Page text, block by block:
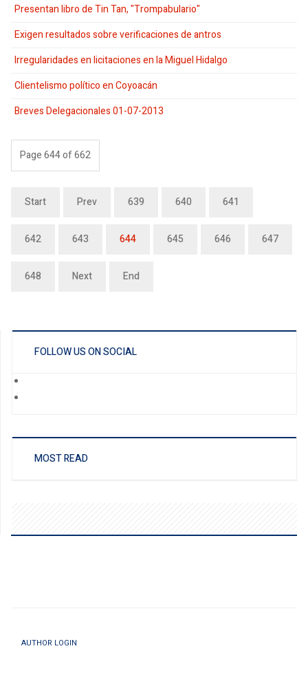
Presentan libro de Tin Tan, "Trompabulario"
Exigen resultados sobre verificaciones de antros
Irregularidades en licitaciones en la Miguel Hidalgo
Clientelismo político en Coyoacán
Breves Delegacionales 01-07-2013
Page 644 of 662
Start Prev 639 640 641
642 643 644 645 646 647
648 Next End
FOLLOW US ON SOCIAL
MOST READ
AUTHOR LOGIN